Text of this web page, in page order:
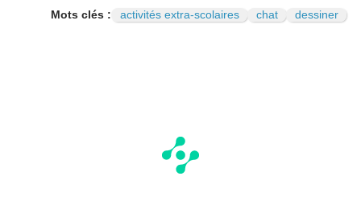
Mots clés : activités extra-scolaires chat dessiner